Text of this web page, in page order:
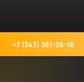
+7 (343) 361-36-16